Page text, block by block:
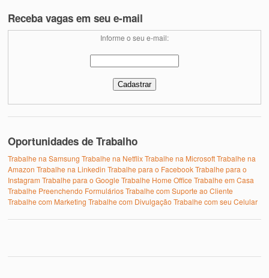
Receba vagas em seu e-mail
Informe o seu e-mail:
Oportunidades de Trabalho
Trabalhe na Samsung Trabalhe na NetflixTrabalhe na MicrosoftTrabalhe na
Amazon Trabalhe na Linkedin Trabalhe para o FacebookTrabalhe para o
Instagram Trabalhe para o Google Trabalhe Home Office Trabalhe em Casa
Trabalhe Preenchendo FormuláriosTrabalhe com Suporte ao Cliente
Trabalhe com Marketing Trabalhe com Divulgação Trabalhe com seu Celular